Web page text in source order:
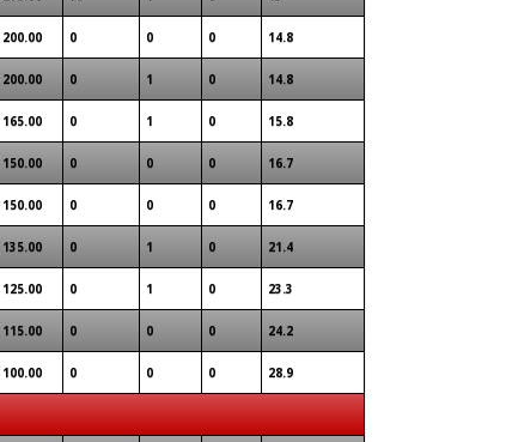
200.00 0 0 0 14.8
200.00 0 1 0 14.8
165.00 0 1 0 15.8
150.00 0 0 0 16.7
150.00 0 0 0 16.7
135.00 0 1 0 21.4
125.00 0 1 0 23.3
115.00 0 0 0 24.2
100.00 0 0 0 28.9